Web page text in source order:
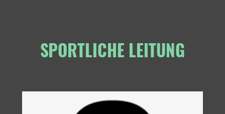
SPORTLICHE LEITUNG